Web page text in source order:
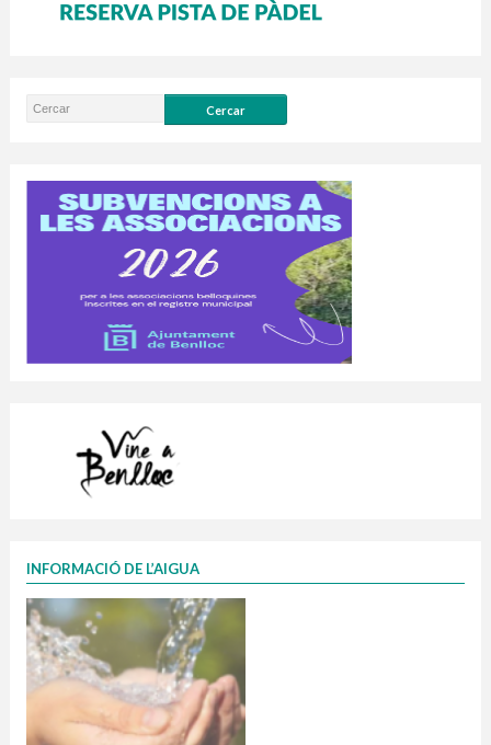
INFORMACIÓ DE L’AIGUA